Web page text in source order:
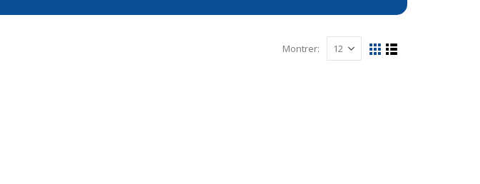
Montrer: